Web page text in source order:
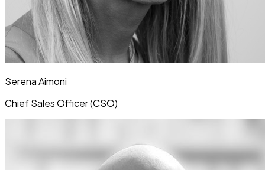
Serena Aimoni
Chief Sales Officer (CSO)